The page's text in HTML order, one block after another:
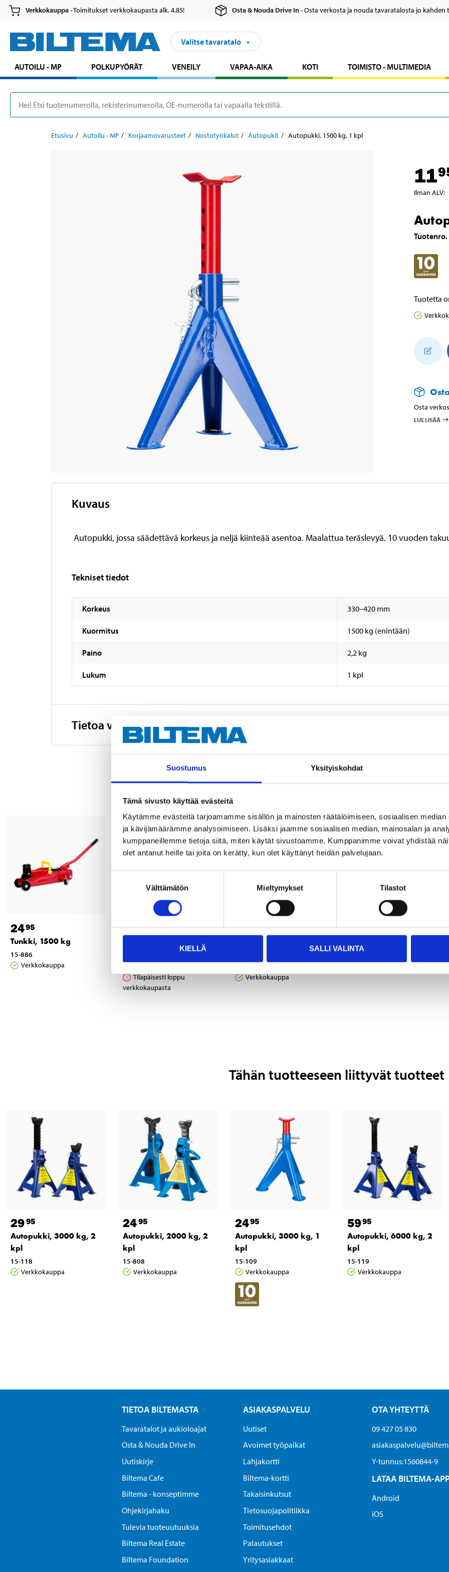
Suostumus Yksityiskohdat
Tämä sivusto käyttää evästeitä
Käytämme evästeitä tarjoamamme sisällön ja mainosten räätälöimiseen, sosiaalisen
ja kävijämäärämme analysoimiseen. Lisäksi jaamme sosiaalisen median, mainosalan ja
kumppaneillemme tietoja siitä, miten käytät sivustoamme. Kumppanimme voivat yhdistää
olet antanut heille tai joita on kerätty, kun olet käyttänyt heidän palvelujaan.
Välttämätön Mieltymykset Tilastot
KIELLÄ SALLI VALINTA
Verkkokauppa- Toimitukset verkkokaupasta alk. 4.85! Osta & Nouda Drive In- Osta verkosta ja nouda tavaratalosta jo kahden
Valitse tavaratalo
AUTOILU - MP POLKUPYÖRÄT VENEILY VAPAA-AIKA KOTI TOIMISTO - MULTIMEDIA
Etusivu Autoilu - MP Korjaamovarusteet Nostotyökalut Autopukit Autopukki, 1500 kg, 1 kpl
11
Ilman ALV:
Tuotenro.
Tuotetta
Osta
LUE LISÄÄ
Kuvaus
Autopukki, jossa säädettävä korkeus ja neljä kiinteää asentoa. Maalattua teräslevyä. 10 vuoden
Tekniset tiedot
Korkeus 330–420 mm
Kuormitus 1500 kg (enintään)
Paino 2,2 kg
Lukum 1 kpl
Tietoa valmistajasta
Muut asiakkaat ostivat myös
2495
Tunkki, 1500 kg
15-886
Verkkokauppa
295
Jarrujen puhdistusaine,
Tilapäisesti loppu
verkkokaupasta
295
Verkkokauppa
4495
Verkkokauppa
Tähän tuotteeseen liittyvät tuotteet
2995
Autopukki, 3000 kg, 2
kpl
15-118
Verkkokauppa
2495
Autopukki, 2000 kg, 2
kpl
15-808
Verkkokauppa
2495
Autopukki, 3000 kg, 1
kpl
15-109
Verkkokauppa
5995
Autopukki, 6000 kg, 2
kpl
15-119
Verkkokauppa
TIETOA BILTEMASTA
Tavaratalot ja aukioloajat
Osta & Nouda Drive In
Uutiskirje
Biltema Cafe
Biltema - konseptimme
Ohjekirjahaku
Tulevia tuoteuutuuksia
Biltema Real Estate
Biltema Foundation
ASIAKASPALVELU
Uutiset
Avoimet työpaikat
Lahjakortti
Biltema-kortti
Takaisinkutsut
Tietosuojapolitiikka
Toimitusehdot
Palautukset
Yritysasiakkaat
OTA YHTEYTTÄ
09 427 05 830
Y-tunnus:1560844-9
LATAA BILTEMA-
Android
iOS